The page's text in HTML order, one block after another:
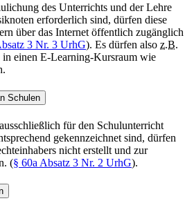
des Unterrichts und der Lehre
erforderlich sind, dürfen diese
über das Internet öffentlich zugänglich
3 Nr. 3 UrhG). Es dürfen also z.B.
in einen E-Learning-Kursraum wie
Schulen
für den Schulunterricht
gekennzeichnet sind, dürfen
nicht erstellt und zur
(§ 60a Absatz 3 Nr. 2 UrhG).